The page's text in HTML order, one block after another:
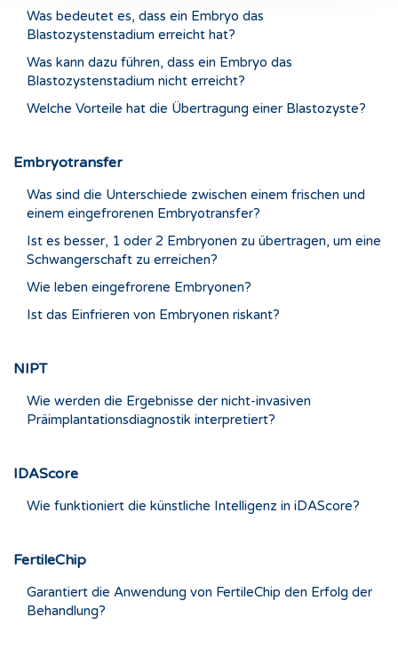
Was bedeutet es, dass ein Embryo das
Blastozystenstadium erreicht hat?
Was kann dazu führen, dass ein Embryo das
Blastozystenstadium nicht erreicht?
Welche Vorteile hat die Übertragung einer Blastozyste?
Embryotransfer
Was sind die Unterschiede zwischen einem frischen und
einem eingefrorenen Embryotransfer?
Ist es besser, 1 oder 2 Embryonen zu übertragen, um eine
Schwangerschaft zu erreichen?
Wie leben eingefrorene Embryonen?
Ist das Einfrieren von Embryonen riskant?
NIPT
Wie werden die Ergebnisse der nicht-invasiven
Präimplantationsdiagnostik interpretiert?
IDAScore
Wie funktioniert die künstliche Intelligenz in iDAScore?
FertileChip
Garantiert die Anwendung von FertileChip den Erfolg der
Behandlung?